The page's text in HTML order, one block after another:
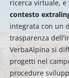
ricerca virtuale,
contesto
integrata con un
trasparenza
VerbaAlpina si
progetti nel
procedure